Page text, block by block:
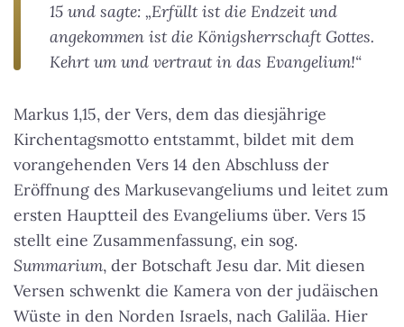
15 und sagte: „Erfüllt ist die Endzeit und
angekommen ist die Königsherrschaft Gottes.
Kehrt um und vertraut in das Evangelium!“
Markus 1,15, der Vers, dem das diesjährige
Kirchentagsmotto entstammt, bildet mit dem
vorangehenden Vers 14 den Abschluss der
Eröffnung des Markusevangeliums und leitet zum
ersten Hauptteil des Evangeliums über. Vers 15
stellt eine Zusammenfassung, ein sog.
Summarium, der Botschaft Jesu dar. Mit diesen
Versen schwenkt die Kamera von der judäischen
Wüste in den Norden Israels, nach Galiläa. Hier